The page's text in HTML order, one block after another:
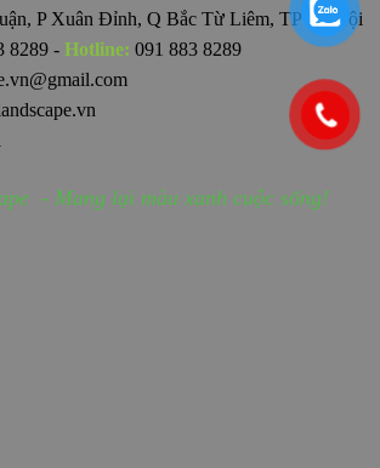
P Xuân Đỉnh, Q Bắc Từ Liêm, TP Hà Nội
8289 - Hotline: 091 883 8289
- Mang lại màu xanh cuộc sống!